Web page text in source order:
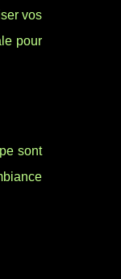
vos
pour
sont